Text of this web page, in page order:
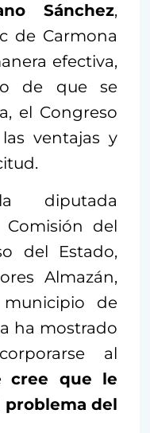
Sánchez,
de Carmona
efectiva,
de que se
el Congreso
ventajas y
diputada
del
del Estado,
Almazán,
de
ha mostrado
al
cree que le
problema del